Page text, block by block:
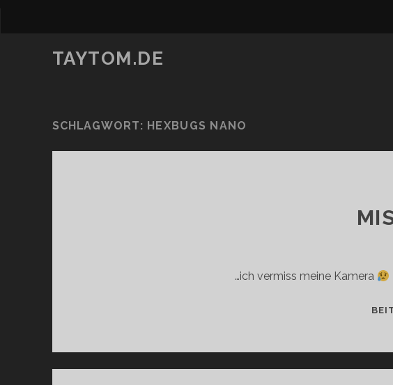
TAYTOM.DE
SCHLAGWORT: HEXBUGS NANO
…ich vermiss meine Kamera